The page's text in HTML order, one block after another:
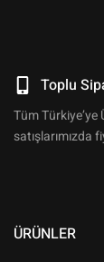
Toplu
Tüm
satışlarımızda
ÜRÜNLER